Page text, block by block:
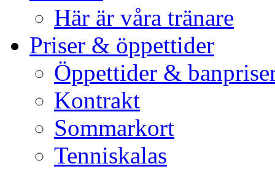
Här är våra tränare
Priser & öppettider
Öppettider &
Kontrakt
Sommarkort
Tenniskalas